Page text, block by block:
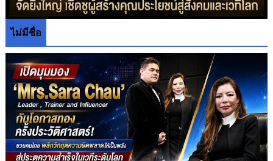
ไม่มีชื่อ